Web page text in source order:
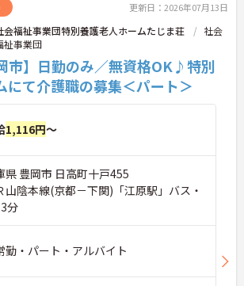
更新日：2026年07月13日
会福祉事業団特別養護老人ホームたじま荘
社会
祉事業団
市】日勤のみ／無資格OK♪特別
にて介護職の募集＜パート＞
1,116円～
県 豊岡市 日高町十戸455
山陰本線(京都－下関)「江原駅」バス・
分
勤・パート・アルバイト